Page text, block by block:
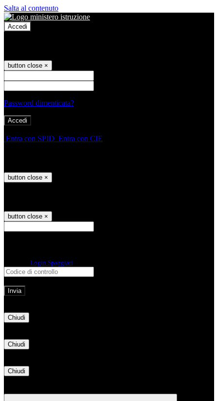
Salta al contenuto
Accedi
button close ×
Password dimenticata?
Entra con SPID Entra con CIE
button close ×
button close ×
Login Spaggiari
Chiudi
Chiudi
Chiudi